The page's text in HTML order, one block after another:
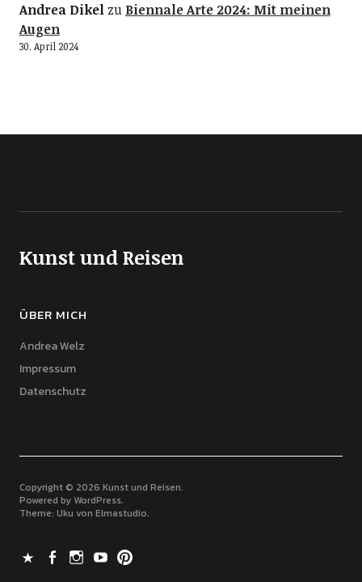
Andrea Dikelzu Biennale Arte 2024: Mit meinen
Augen
30. April 2024
Kunst und Reisen
ÜBER MICH
Andrea Welz
Impressum
Datenschutz
Copyright © 2026 Kunst und Reisen
Powered by WordPress
Theme: Uku von Elmastudio